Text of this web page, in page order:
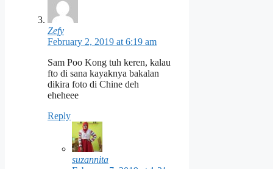
Zefy
February 2, 2019 at 6:19 am
Sam Poo Kong tuh keren, kalau
fto di sana kayaknya bakalan
dikira foto di Chine deh
eheheee
Reply
suzannita